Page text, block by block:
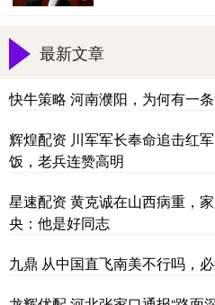
最新文章
快牛策略 河南濮阳，为何有一条
辉煌配资 川军军长奉命追击红
饭，老兵连赞高明
星速配资 黄克诚在山西病重，
央：他是好同志
九鼎 从中国直飞南美不行吗，